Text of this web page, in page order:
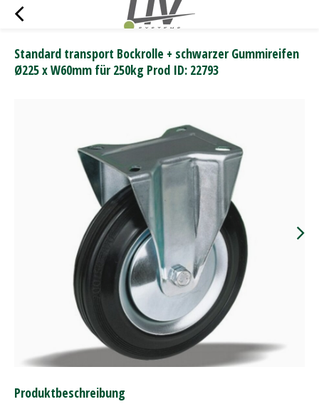
Standard transport Bockrolle + schwarzer Gummireifen
Ø225 x W60mm für 250kg Prod ID: 22793
Produktbeschreibung